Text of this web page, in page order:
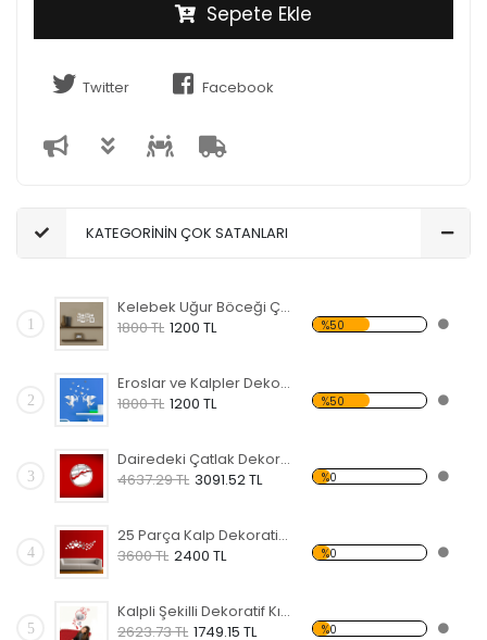
Sepete Ekle
Twitter Facebook
KATEGORİNİN ÇOK SATANLARI
1
Kelebek Uğur Böceği Çiçek ve Kalpli Dekoratif Kırılmaz Ayna
1800 TL 1200 TL %50
2
Eroslar ve Kalpler Dekoratif Kırılmaz Ayna
1800 TL 1200 TL %50
3
Dairedeki Çatlak Dekoratif Kırılmaz Ayna
4637.29 TL 3091.52 TL %0
4
25 Parça Kalp Dekoratif Kırılmaz Ayna
3600 TL 2400 TL %0
5
Kalpli Şekilli Dekoratif Kırılmaz Ayna
2623.73 TL 1749.15 TL %0